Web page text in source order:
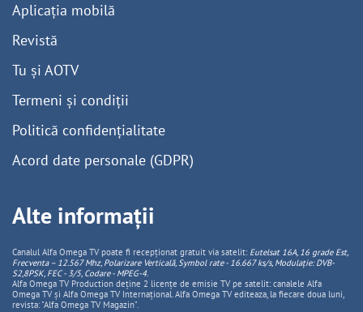
Aplicația mobilă
Revistă
Tu și AOTV
Termeni și condiții
Politică confidențialitate
Acord date personale (GDPR)
Alte informații
Canalul Alfa Omega TV poate fi recepționat gratuit via satelit: Eutelsat 16A, 16 grade Est,
Frecventa – 12.567 Mhz, PolarizareVerticală, Symbol rate - 16.667 ks/s, Modulație: DVB-
S2,8PSK, FEC - 3/5, Codare - MPEG-4.
Alfa Omega TV Production deține 2 licențe de emisie TV pe satelit: canalele Alfa
Omega TV și Alfa Omega TV Internațional. Alfa Omega TV editeaza, la fiecare doua luni,
revista: "Alfa Omega TV Magazin".